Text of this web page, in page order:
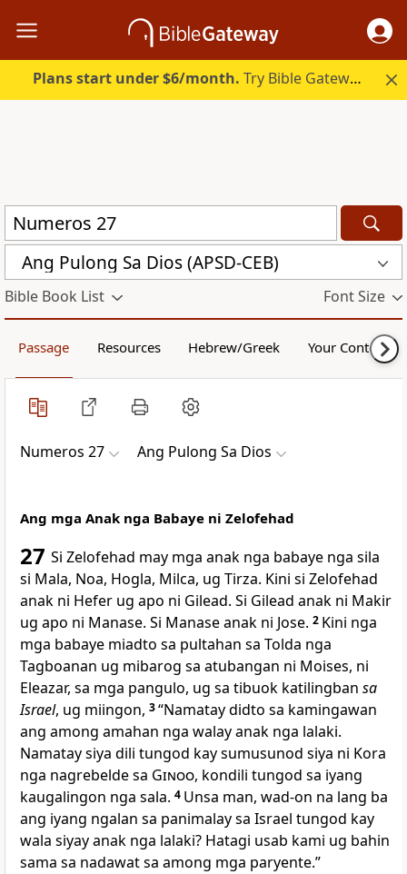
Plans start under $6/month. Try Bible Gateway Plus.
Ang Pulong Sa Dios (APSD-CEB)
Bible Book List Font Size
Passage Resources Hebrew/Greek Your Content
Numeros 27 Ang Pulong Sa Dios
Ang mga Anak nga Babaye ni Zelofehad
27 Si Zelofehad may mga anak nga babaye nga sila
si Mala, Noa, Hogla, Milca, ug Tirza. Kini si Zelofehad
anak ni Hefer ug apo ni Gilead. Si Gilead anak ni Makir
ug apo ni Manase. Si Manase anak ni Jose. 2 Kini nga
mga babaye miadto sa pultahan sa Tolda nga
Tagboanan ug mibarog sa atubangan ni Moises, ni
Eleazar, sa mga pangulo, ug sa tibuok katilingban sa
Israel, ug miingon, 3“Namatay didto sa kamingawan
ang among amahan nga walay anak nga lalaki.
Namatay siya dili tungod kay sumusunod siya ni Kora
nga nagrebelde sa Ginoo, kondili tungod sa iyang
kaugalingon nga sala. 4 Unsa man, wad-on na lang ba
ang iyang ngalan sa panimalay sa Israel tungod kay
wala siyay anak nga lalaki? Hatagi usab kami ug bahin
sama sa nadawat sa among mga paryente.”